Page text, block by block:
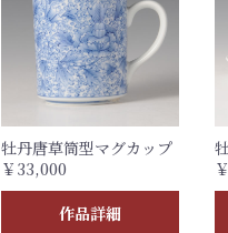
牡丹唐草筒型マグカップ
￥33,000
作品詳細